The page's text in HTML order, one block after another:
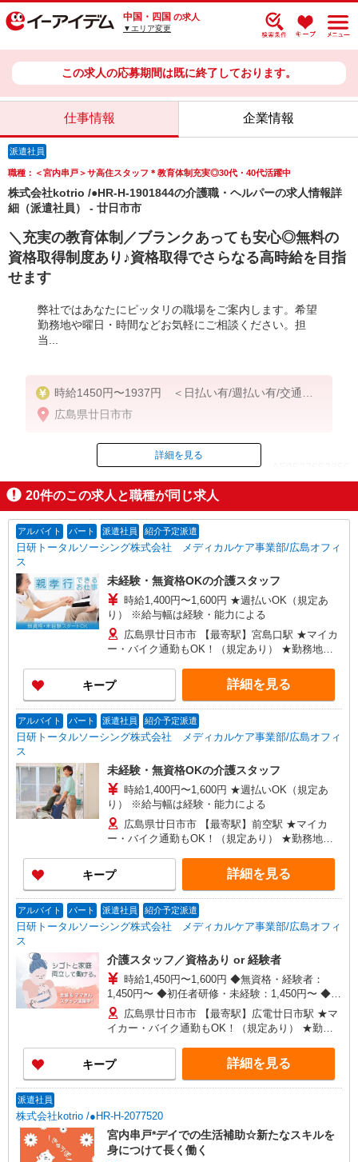
中国・四国 の求人
▼エリア変更
この求人の応募期間は既に終了しております。
仕事情報 企業情報
派遣社員
職種：＜宮内串戸＞サ高住スタッフ＊教育体制充実◎30代・40代活躍中
株式会社kotrio /●HR-H-1901844の介護職・ヘルパーの求人情報詳
細（派遣社員） - 廿日市市
＼充実の教育体制／ブランクあっても安心◎無料の
資格取得制度あり♪資格取得でさらなる高時給を目指
せます
弊社ではあなたにピッタリの職場をご案内します。希望
勤務地や曜日・時間などお気軽にご相談ください。担
当...
時給1450円〜1937円 ＜日払い有/週払い有/交通費
全支給(ガソリン代含む)＞
広島県廿日市市
ID：AE0527652356
掲載期間終了
詳細を見る
20件のこの求人と職種が同じ求人
アルバイト パート 派遣社員 紹介予定派遣
日研トータルソーシング株式会社 メディカルケア事業部/広島オフィ
ス
未経験・無資格OKの介護スタッフ
時給1,400円〜1,600円 ★週払いOK（規定あ
り） ※給与幅は経験・能力による
広島県廿日市市 【最寄駅】宮島口駅 ★マイカ
ー・バイク通勤もOK！（規定あり） ★勤務地は
お好きな勤務地をお選び下さい！！
キープ 詳細を見る
アルバイト パート 派遣社員 紹介予定派遣
日研トータルソーシング株式会社 メディカルケア事業部/広島オフィ
ス
未経験・無資格OKの介護スタッフ
時給1,400円〜1,600円 ★週払いOK（規定あ
り） ※給与幅は経験・能力による
広島県廿日市市 【最寄駅】前空駅 ★マイカ
ー・バイク通勤もOK！（規定あり） ★勤務地は
お好きな勤務地をお選び下さい！！
キープ 詳細を見る
アルバイト パート 派遣社員 紹介予定派遣
日研トータルソーシング株式会社 メディカルケア事業部/広島オフィ
ス
介護スタッフ／資格あり or 経験者
時給1,450円〜1,600円 ◆無資格・経験者：
1,450円〜 ◆初任者研修・未経験：1,450円〜 ◆初
任者研修・経験者：1,550円〜 ◆介護福祉士：
1,600円〜 ※経験者は3ヶ月以上 ※給与幅は経験・
能力による ★週払いOK（規定あり）
広島県廿日市市 【最寄駅】広電廿日市駅 ★マ
イカー・バイク通勤もOK！（規定あり） ★勤務
ど、お好きな勤務地をお選び下さい！！
キープ 詳細を見る
派遣社員
株式会社kotrio /●HR-H-2077520
宮内串戸*デイでの生活補助☆新たなスキルを
身につけて長く働く